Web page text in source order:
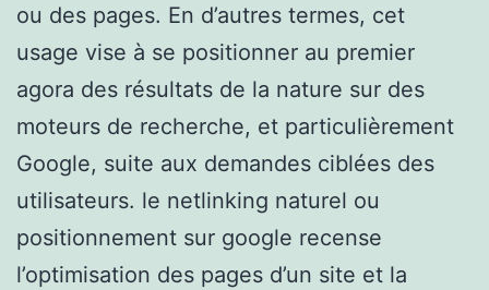
ou des pages. En d’autres termes, cet
usage vise à se positionner au premier
agora des résultats de la nature sur des
moteurs de recherche, et particulièrement
Google, suite aux demandes ciblées des
utilisateurs. le netlinking naturel ou
positionnement sur google recense
l’optimisation des pages d’un site et la